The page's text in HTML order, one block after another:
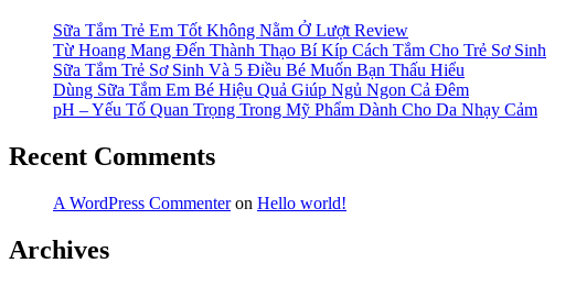
Sữa Tắm Trẻ Em Tốt Không Nằm Ở Lượt Review
Từ Hoang Mang Đến Thành Thạo Bí Kíp Cách Tắm Cho Trẻ Sơ Sinh
Sữa Tắm Trẻ Sơ Sinh Và 5 Điều Bé Muốn Bạn Thấu Hiểu
Dùng Sữa Tắm Em Bé Hiệu Quả Giúp Ngủ Ngon Cả Đêm
pH – Yếu Tố Quan Trọng Trong Mỹ Phẩm Dành Cho Da Nhạy Cảm
Recent Comments
A WordPress Commenteron Hello world!
Archives